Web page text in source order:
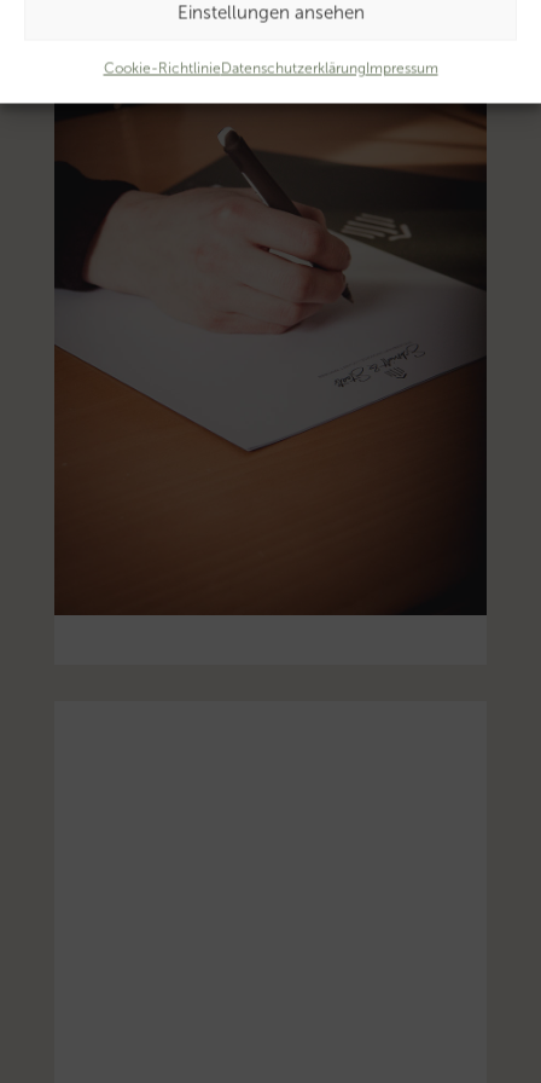
Einstellungen ansehen
Cookie-RichtlinieDatenschutzerklärungImpressum